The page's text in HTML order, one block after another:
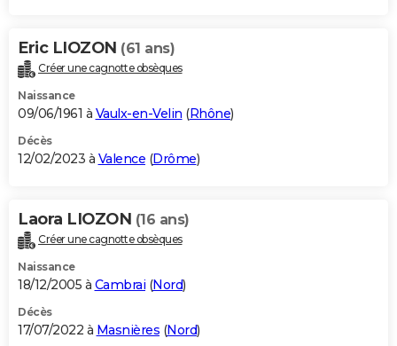
Eric LIOZON (61 ans)
Créer une cagnotte obsèques
Naissance
09/06/1961 à Vaulx-en-Velin (Rhône)
Décès
12/02/2023 à Valence (Drôme)
Laora LIOZON (16 ans)
Créer une cagnotte obsèques
Naissance
18/12/2005 à Cambrai (Nord)
Décès
17/07/2022 à Masnières (Nord)